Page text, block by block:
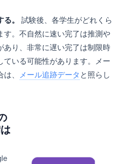
。
試験後、各学生がどれくら
す。不自然に速い完了は推測や
あり、非常に遅い完了は制限時
ている可能性があります。メー
、
メール追跡データ と照らし